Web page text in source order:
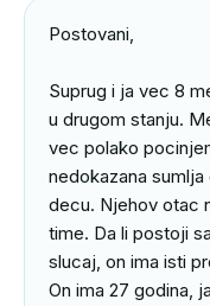
Postovani,
Suprug i ja vec 8
u drugom stanju.
vec polako
nedokazana
decu. Njehov otac
time. Da li postoji
slucaj, on ima isti
On ima 27 godina,